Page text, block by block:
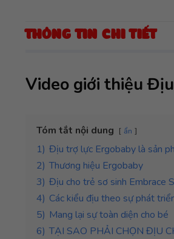
THÔNG TIN CHI TIẾT
Video giới thiệu
Tóm tắt nội dung ẩn
1) Địu trợ lực Ergobaby là sản
2) Thương hiệu Ergobaby
3) Địu cho trẻ sơ sinh Embrace
4) Các kiểu địu theo sự phát
5) Mang lại sự toàn diện cho bé
6) TẠI SAO PHẢI CHỌN ĐỊU